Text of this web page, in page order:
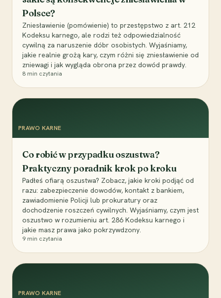
Polsce?
Zniesławienie (pomówienie) to przestępstwo z art. 212
Kodeksu karnego, ale rodzi też odpowiedzialność
cywilną za naruszenie dóbr osobistych. Wyjaśniamy,
jakie realnie grożą kary, czym różni się zniesławienie od
zniewagi i jak wygląda obrona przez dowód prawdy.
8 min czytania
PRAWO KARNE
Co robić w przypadku oszustwa?
Praktyczny poradnik krok po kroku
Padłeś ofiarą oszustwa? Zobacz, jakie kroki podjąć od
razu: zabezpieczenie dowodów, kontakt z bankiem,
zawiadomienie Policji lub prokuratury oraz
dochodzenie roszczeń cywilnych. Wyjaśniamy, czym jest
oszustwo w rozumieniu art. 286 Kodeksu karnego i
jakie masz prawa jako pokrzywdzony.
9 min czytania
PRAWO KARNE